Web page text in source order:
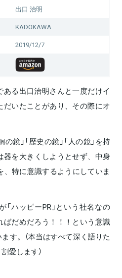
出口 治明
KADOKAWA
2019/12/7
る出口治明さんと一度だけイ
いたことがあり、その際にオ
の鏡」「歴史の鏡」「人の鏡」を持
器を大きくしようとせず、中身
、特に意識するようにしていま
「ハッピーPR」という社名なの
ばだめだろう！！！という意識
す。（本当はすべて深く語りた
愛します）